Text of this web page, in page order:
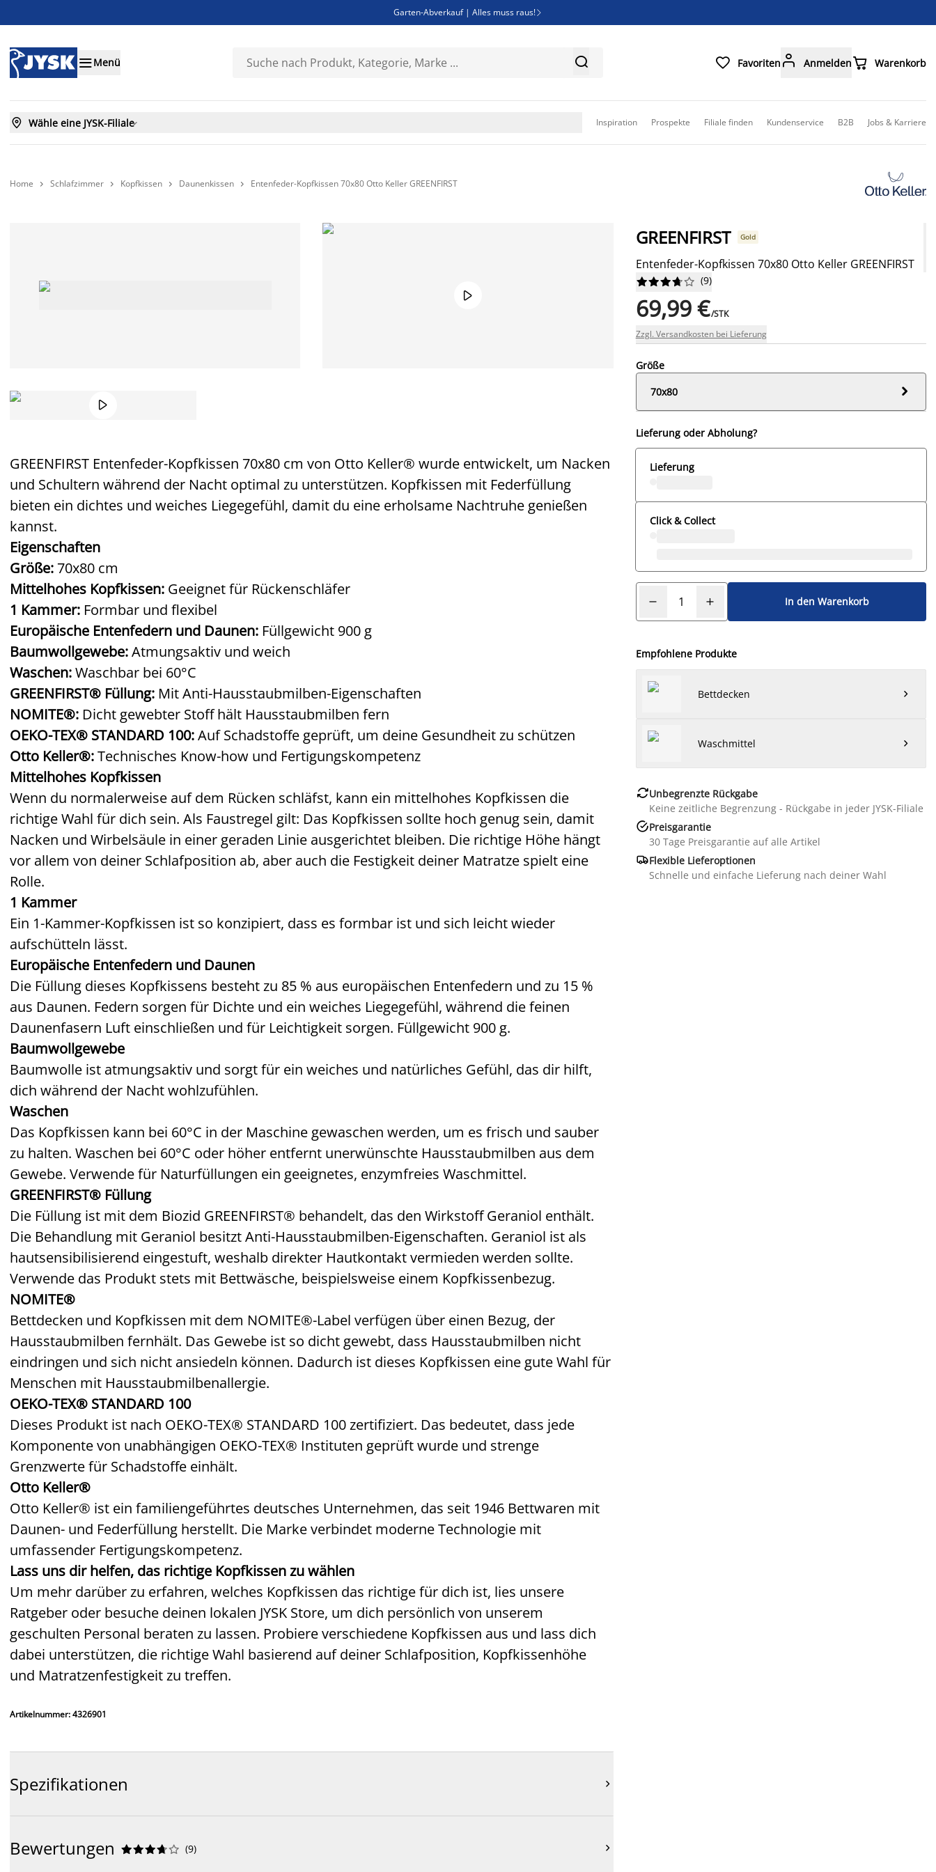
Garten-Abverkauf | Alles muss raus! 
Bist du Unternehmer? Entdecke JYSK-B2B
Menü   Favoriten  Anmelden Warenkorb
 Wähle eine JYSK-Filiale Inspiration Prospekte Filiale finden Kundenservice B2B Jobs & Karriere
Home  Schlafzimmer  Kopfkissen  Daunenkissen  Entenfeder-Kopfkissen 70x80 Otto Keller GREENFIRST


GREENFIRST Entenfeder-Kopfkissen 70x80 cm von Otto Keller® wurde entwickelt, um Nacken
und Schultern während der Nacht optimal zu unterstützen. Kopfkissen mit Federfüllung
bieten ein dichtes und weiches Liegegefühl, damit du eine erholsame Nachtruhe genießen
kannst.
Eigenschaften
Größe:70x80 cm
Mittelhohes Kopfkissen: Geeignet für Rückenschläfer
1 Kammer: Formbar und flexibel
Europäische Entenfedern und Daunen: Füllgewicht 900 g
Baumwollgewebe:Atmungsaktiv und weich
Waschen:Waschbar bei 60°C
GREENFIRST® Füllung: Mit Anti-Hausstaubmilben-Eigenschaften
NOMITE®: Dicht gewebter Stoff hält Hausstaubmilben fern
OEKO-TEX® STANDARD 100:Auf Schadstoffe geprüft, um deine Gesundheit zu schützen
Otto Keller®:Technisches Know-how und Fertigungskompetenz
Mittelhohes Kopfkissen
Wenn du normalerweise auf dem Rücken schläfst, kann ein mittelhohes Kopfkissen die
richtige Wahl für dich sein. Als Faustregel gilt: Das Kopfkissen sollte hoch genug sein, damit
Nacken und Wirbelsäule in einer geraden Linie ausgerichtet bleiben. Die richtige Höhe hängt
vor allem von deiner Schlafposition ab, aber auch die Festigkeit deiner Matratze spielt eine
Rolle.
1 Kammer
Ein 1-Kammer-Kopfkissen ist so konzipiert, dass es formbar ist und sich leicht wieder
aufschütteln lässt.
Europäische Entenfedern und Daunen
Die Füllung dieses Kopfkissens besteht zu 85 % aus europäischen Entenfedern und zu 15 %
aus Daunen. Federn sorgen für Dichte und ein weiches Liegegefühl, während die feinen
Daunenfasern Luft einschließen und für Leichtigkeit sorgen. Füllgewicht 900 g.
Baumwollgewebe
Baumwolle ist atmungsaktiv und sorgt für ein weiches und natürliches Gefühl, das dir hilft,
dich während der Nacht wohlzufühlen.
Waschen
Das Kopfkissen kann bei 60°C in der Maschine gewaschen werden, um es frisch und sauber
zu halten. Waschen bei 60°C oder höher entfernt unerwünschte Hausstaubmilben aus dem
Gewebe. Verwende für Naturfüllungen ein geeignetes, enzymfreies Waschmittel.
GREENFIRST® Füllung
Die Füllung ist mit dem Biozid GREENFIRST® behandelt, das den Wirkstoff Geraniol enthält.
Die Behandlung mit Geraniol besitzt Anti-Hausstaubmilben-Eigenschaften. Geraniol ist als
hautsensibilisierend eingestuft, weshalb direkter Hautkontakt vermieden werden sollte.
Verwende das Produkt stets mit Bettwäsche, beispielsweise einem Kopfkissenbezug.
NOMITE®
Bettdecken und Kopfkissen mit dem NOMITE®-Label verfügen über einen Bezug, der
Hausstaubmilben fernhält. Das Gewebe ist so dicht gewebt, dass Hausstaubmilben nicht
eindringen und sich nicht ansiedeln können. Dadurch ist dieses Kopfkissen eine gute Wahl für
Menschen mit Hausstaubmilbenallergie.
OEKO-TEX® STANDARD 100
Dieses Produkt ist nach OEKO-TEX® STANDARD 100 zertifiziert. Das bedeutet, dass jede
Komponente von unabhängigen OEKO-TEX® Instituten geprüft wurde und strenge
Grenzwerte für Schadstoffe einhält.
Otto Keller®
Otto Keller® ist ein familiengeführtes deutsches Unternehmen, das seit 1946 Bettwaren mit
Daunen- und Federfüllung herstellt. Die Marke verbindet moderne Technologie mit
umfassender Fertigungskompetenz.
Lass uns dir helfen, das richtige Kopfkissen zu wählen
Um mehr darüber zu erfahren, welches Kopfkissen das richtige für dich ist, lies unsere
Ratgeber oder besuche deinen lokalen JYSK Store, um dich persönlich von unserem
geschulten Personal beraten zu lassen. Probiere verschiedene Kopfkissen aus und lass dich
dabei unterstützen, die richtige Wahl basierend auf deiner Schlafposition, Kopfkissenhöhe
und Matratzenfestigkeit zu treffen.
Artikelnummer: 4326901
Spezifikationen 
Bewertungen 




 (9) 
GREENFIRST Gold
Entenfeder-Kopfkissen 70x80 Otto Keller GREENFIRST





 (9)
69,99 €/STK
Zzgl. Versandkosten bei Lieferung
Größe
70x80

Lieferung oder Abholung?
Lieferung
Click & Collect
In den Warenkorb
Empfohlene Produkte
Bettdecken 
Waschmittel 
Unbegrenzte Rückgabe
Keine zeitliche Begrenzung - Rückgabe in jeder JYSK-Filiale
Preisgarantie
30 Tage Preisgarantie auf alle Artikel
Flexible Lieferoptionen
Schnelle und einfache Lieferung nach deiner Wahl